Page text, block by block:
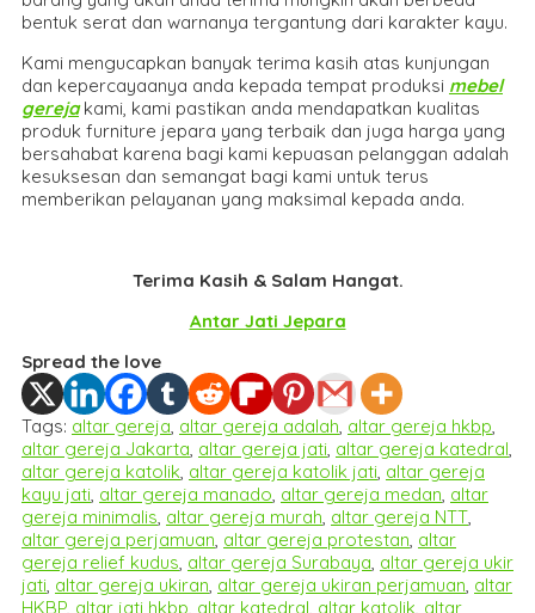
bentuk serat dan warnanya tergantung dari karakter kayu.
Kami mengucapkan banyak terima kasih atas kunjungan
dan kepercayaanya anda kepada tempat produksi mebel
gerejakami, kami pastikan anda mendapatkan kualitas
produk furniture jepara yang terbaik dan juga harga yang
bersahabat karena bagi kami kepuasan pelanggan adalah
kesuksesan dan semangat bagi kami untuk terus
memberikan pelayanan yang maksimal kepada anda.
Terima Kasih & Salam Hangat.
Antar Jati Jepara
Spread the love
Tags: altar gereja altar gereja adalah altar gereja hkbp
altar gereja Jakarta altar gereja jati altar gereja katedral
altar gereja katolik altar gereja katolik jati altar gereja
kayu jati altar gereja manado altar gereja medan altar
gereja minimalis altar gereja murah altar gereja NTT
altar gereja perjamuan altar gereja protestan altar
gereja relief kudus altar gereja Surabaya altar gereja ukir
jati altar gereja ukiran altar gereja ukiran perjamuan altar
HKBP altar jati hkbp altar katedral altar katolik altar